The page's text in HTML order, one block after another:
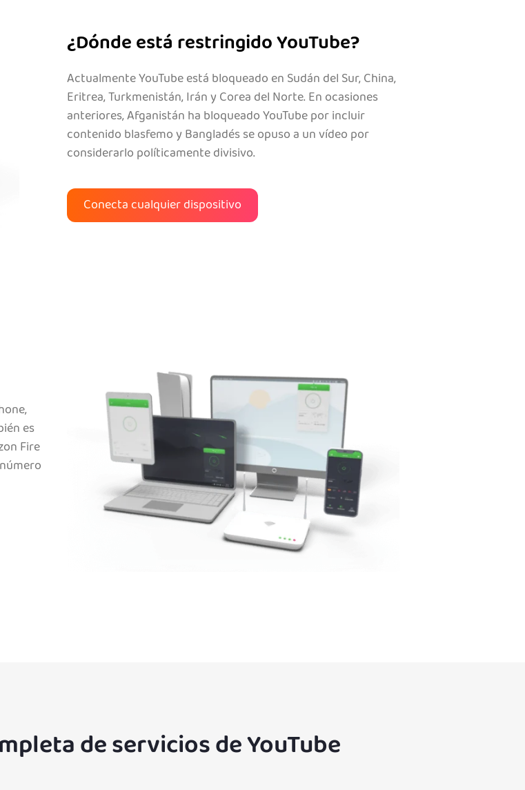
¿Dónde está restringido YouTube?
Actualmente YouTube está bloqueado en Sudán del Sur, China,
Eritrea, Turkmenistán, Irán y Corea del Norte. En ocasiones
anteriores, Afganistán ha bloqueado YouTube por incluir
contenido blasfemo y Bangladés se opuso a un vídeo por
considerarlo políticamente divisivo.
Conecta cualquier dispositivo
es
Fire
de servicios de YouTube